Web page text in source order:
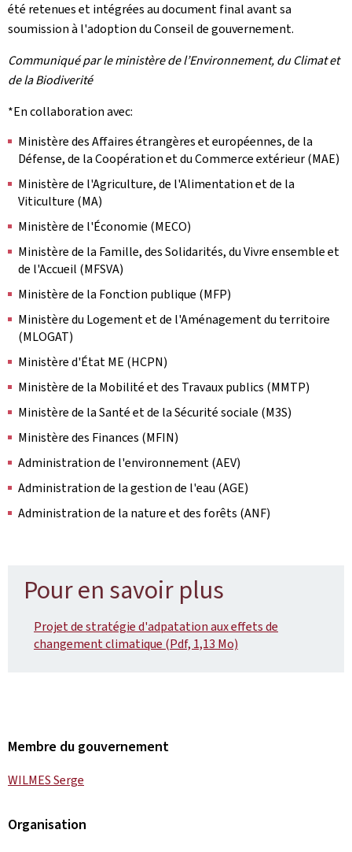
été retenues et intégrées au document final avant sa
soumission à l'adoption du Conseil de gouvernement.
Communiqué par le ministère de l’Environnement, du Climat et
de la Biodiverité
*En collaboration avec:
Ministère des Affaires étrangères et européennes, de la
Défense, de la Coopération et du Commerce extérieur (MAE)
Ministère de l'Agriculture, de l'Alimentation et de la
Viticulture (MA)
Ministère de l'Économie (MECO)
Ministère de la Famille, des Solidarités, du Vivre ensemble et
de l'Accueil (MFSVA)
Ministère de la Fonction publique (MFP)
Ministère du Logement et de l'Aménagement du territoire
(MLOGAT)
Ministère d'État ME (HCPN)
Ministère de la Mobilité et des Travaux publics (MMTP)
Ministère de la Santé et de la Sécurité sociale (M3S)
Ministère des Finances (MFIN)
Administration de l'environnement (AEV)
Administration de la gestion de l'eau (AGE)
Administration de la nature et des forêts (ANF)
Pour en savoir plus
Projet de stratégie d'adpatation aux effets de
changement climatique (Pdf, 1,13 Mo)
Membre du gouvernement
WILMES Serge
Organisation